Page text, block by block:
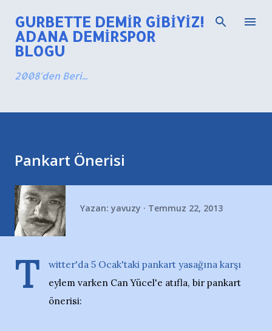
Ana içeriğe atla
GURBETTE DEMIR GIBIYIZ!
ADANA DEMIRSPOR
BLOGU
2008'den Beri...
Pankart Önerisi
Yazan: yavuzy Temmuz 22, 2013
T
witter'da 5 Ocak'taki pankart yasağına karşı
eylem varken Can Yücel'e atıfla, bir pankart
önerisi: